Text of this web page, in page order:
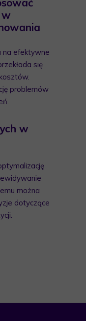
na efektywne
się
problemów
w
można
dotyczące